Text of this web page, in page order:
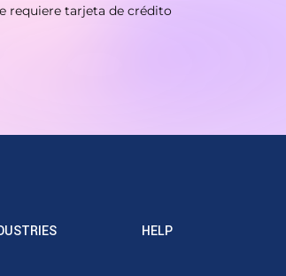
requiere tarjeta de crédito
HELP